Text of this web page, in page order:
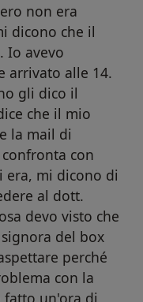
non era
dicono che il
Io avevo
arrivato alle 14.
gli dico il
che il mio
la mail di
con
era, mi dicono di
al dott.
devo visto che
del box
perché
con la
fatto un'ora di